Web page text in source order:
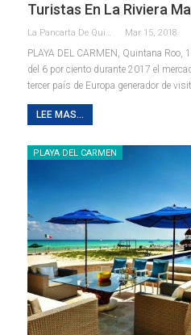
Turistas En La Riviera
La Pancarta De Quintana Roo Mar 15, 2018
PLAYA DEL CARMEN, Quintana Roo,
del 6 por ciento durante 2017 el
tercer país de Europa generador de
LEE MAS...
PLAYA DEL CARMEN